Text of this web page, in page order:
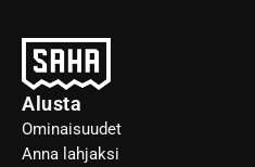
Alusta
Ominaisuudet
Anna lahjaksi